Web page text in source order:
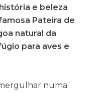
e beleza
Pateira de
natural da
para aves e
numa